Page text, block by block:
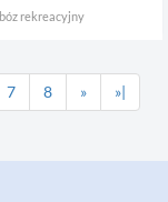
rekreacyjny
7 8 » »|